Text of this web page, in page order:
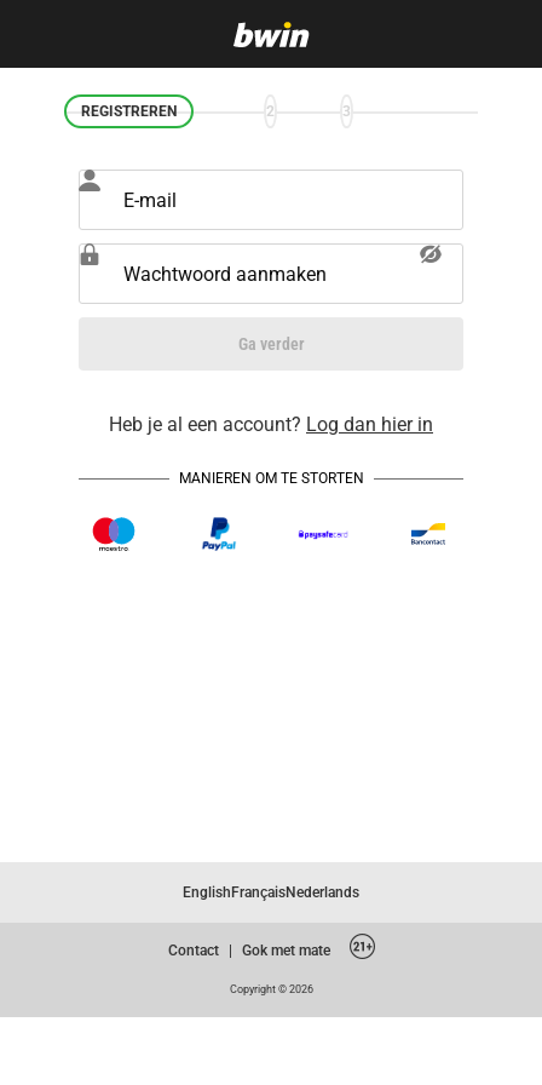
REGISTREREN 2 3
E-mail
Wachtwoord aanmaken
Ga verder
Heb je al een account? Log dan hier in
MANIEREN OM TE STORTEN
English FrançaisNederlands
Contact Gok met mate
Copyright © 2026